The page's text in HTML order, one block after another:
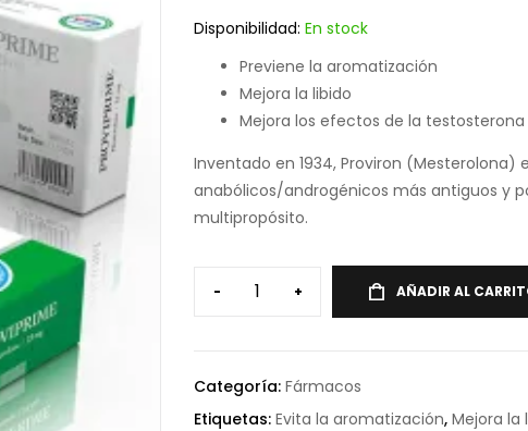
Disponibilidad: En stock
Previene la aromatización
Mejora la libido
Mejora los efectos de la testosterona
Inventado en 1934, Proviron (Mesterolona)
anabólicos/androgénicos más antiguos y
multipropósito.
- + AÑADIR AL
Categoría: Fármacos
Etiquetas: Evita la aromatización, Mejora la